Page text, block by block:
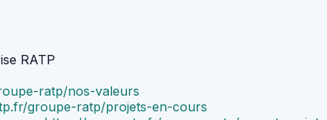
RATP
ratp/nos-valeurs
groupe-ratp/projets-en-cours